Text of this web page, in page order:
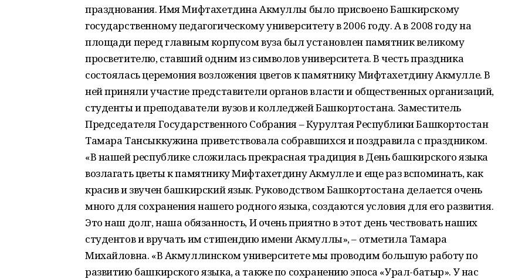
празднования. Имя Мифтахетдина Акмуллы было присвоено Башкирскому
государственному педагогическому университету в 2006 году. А в 2008 году на
площади перед главным корпусом вуза был установлен памятник великому
просветителю, ставший одним из символов университета. В честь праздника
состоялась церемония возложения цветов к памятнику Мифтахетдину Акмулле. В
ней приняли участие представители органов власти и общественных организаций,
студенты и преподаватели вузов и колледжей Башкортостана. Заместитель
Председателя Государственного Собрания – Курултая Республики Башкортостан
Тамара Тансыккужина приветствовала собравшихся и поздравила с праздником.
«В нашей республике сложилась прекрасная традиция в День башкирского языка
возлагать цветы к памятнику Мифтахетдину Акмулле и еще раз вспоминать, как
красив и звучен башкирский язык. Руководством Башкортостана делается очень
много для сохранения нашего родного языка, создаются условия для его развития.
Это наш долг, наша обязанность, И очень приятно в этот день чествовать наших
студентов и вручать им стипендию имени Акмуллы», – отметила Тамара
Михайловна. «В Акмуллинском университете мы проводим большую работу по
развитию башкирского языка, а также по сохранению эпоса «Урал-батыр». У нас